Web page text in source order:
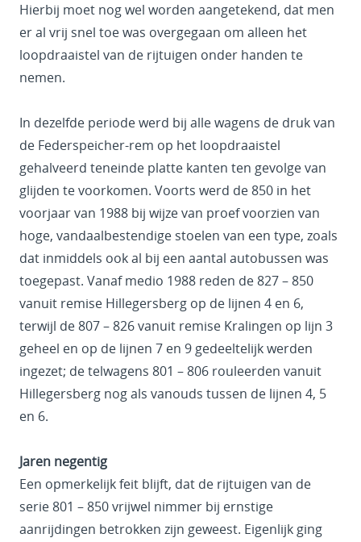
Hierbij moet nog wel worden aangetekend, dat men
er al vrij snel toe was overgegaan om alleen het
loopdraaistel van de rijtuigen onder handen te
nemen.
In dezelfde periode werd bij alle wagens de druk van
de Federspeicher-rem op het loopdraaistel
gehalveerd teneinde platte kanten ten gevolge van
glijden te voorkomen. Voorts werd de 850 in het
voorjaar van 1988 bij wijze van proef voorzien van
hoge, vandaalbestendige stoelen van een type, zoals
dat inmiddels ook al bij een aantal autobussen was
toegepast. Vanaf medio 1988 reden de 827 – 850
vanuit remise Hillegersberg op de lijnen 4 en 6,
terwijl de 807 – 826 vanuit remise Kralingen op lijn 3
geheel en op de lijnen 7 en 9 gedeeltelijk werden
ingezet; de telwagens 801 – 806 rouleerden vanuit
Hillegersberg nog als vanouds tussen de lijnen 4, 5
en 6.
Jaren negentig
Een opmerkelijk feit blijft, dat de rijtuigen van de
serie 801 – 850 vrijwel nimmer bij ernstige
aanrijdingen betrokken zijn geweest. Eigenlijk ging